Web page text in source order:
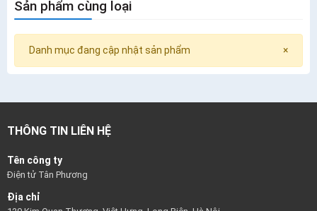
Sản phẩm cùng loại
×
Danh mục đang cập nhật sản phẩm
THÔNG TIN LIÊN HỆ
Tên công ty
Điện tử Tân Phương
Địa chỉ